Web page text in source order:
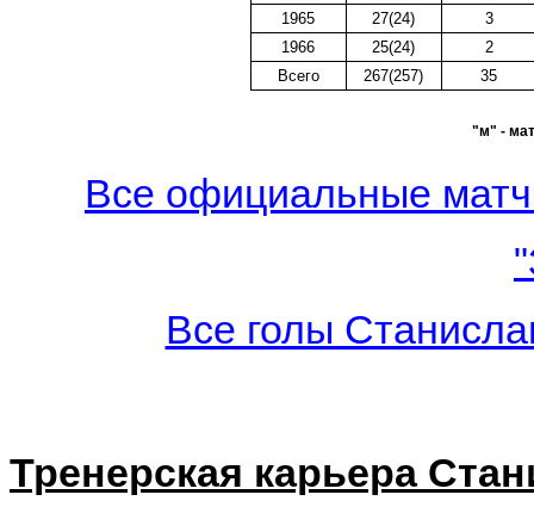
1965
27(24)
3
1966
25(24)
2
Всего
267(257) 35
"м" -
Все официальные
Все голы
Тренерская карьера